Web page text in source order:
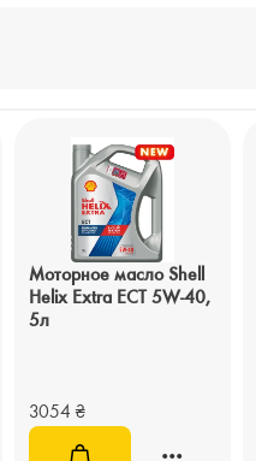
Моторное масло Shell
Helix Extra ECT 5W-40,
5л
3054 ₴